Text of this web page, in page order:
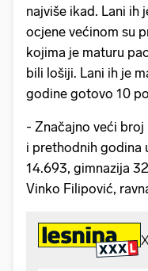
najviše ikad. Lani ih
ocjene većinom su
kojima je maturu
bili lošiji. Lani ih je
godine gotovo 10
- Značajno veći broj
i prethodnih godina
14.693, gimnazija
Vinko Filipović,